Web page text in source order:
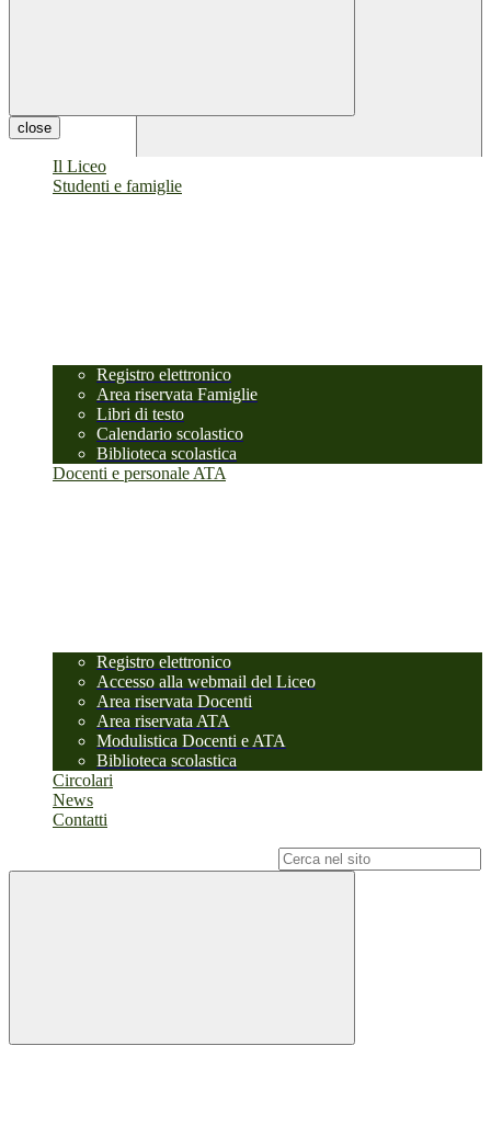
close
Il Liceo
Studenti e famiglie
Registro elettronico
Area riservata Famiglie
Libri di testo
Calendario scolastico
Biblioteca scolastica
Docenti e personale ATA
Registro elettronico
Accesso alla webmail del Liceo
Area riservata Docenti
Area riservata ATA
Modulistica Docenti e ATA
Biblioteca scolastica
Circolari
News
Contatti